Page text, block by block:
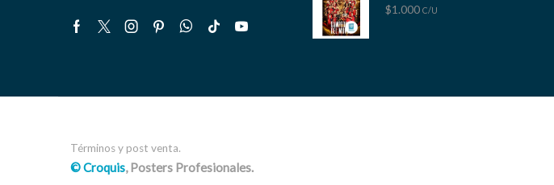
Facebook
TwitterInstagram
PinterestWhatsapp
Tik- Youtube
$1.000 C/U
Términos y post venta.
© Croquis, Posters Profesionales.